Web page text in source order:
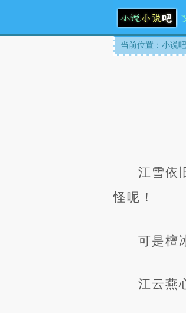
当前位置： 小说吧
江雪依
怪呢！
可是檀
江云燕